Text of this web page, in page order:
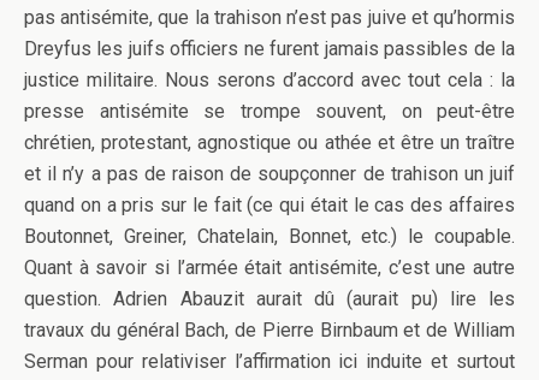
pas antisémite, que la trahison n’est pas juive et qu’hormis
Dreyfus les juifs officiers ne furent jamais passibles de la
justice militaire. Nous serons d’accord avec tout cela : la
presse antisémite se trompe souvent, on peut-être
chrétien, protestant, agnostique ou athée et être un traître
et il n’y a pas de raison de soupçonner de trahison un juif
quand on a pris sur le fait (ce qui était le cas des affaires
Boutonnet, Greiner, Chatelain, Bonnet, etc.) le coupable.
Quant à savoir si l’armée était antisémite, c’est une autre
question. Adrien Abauzit aurait dû (aurait pu) lire les
travaux du général Bach, de Pierre Birnbaum et de William
Serman pour relativiser l’affirmation ici induite et surtout